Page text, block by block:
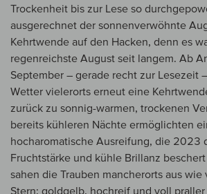
Trockenheit bis zur Lese so
ausgerechnet der sonnenverwöhnte
Kehrtwende auf den Hacken, denn es
regenreichste August seit langem. Ab
September – gerade recht zur Lesezeit
Wetter vielerorts erneut eine
zurück zu sonnig-warmen, trockenen
bereits kühleren Nächte ermöglichten
hocharomatische Ausreifung, die 2023
Fruchtstärke und kühle Brillanz
sahen die Trauben mancherorts aus
Stern: goldgelb, hochreif und voll praller